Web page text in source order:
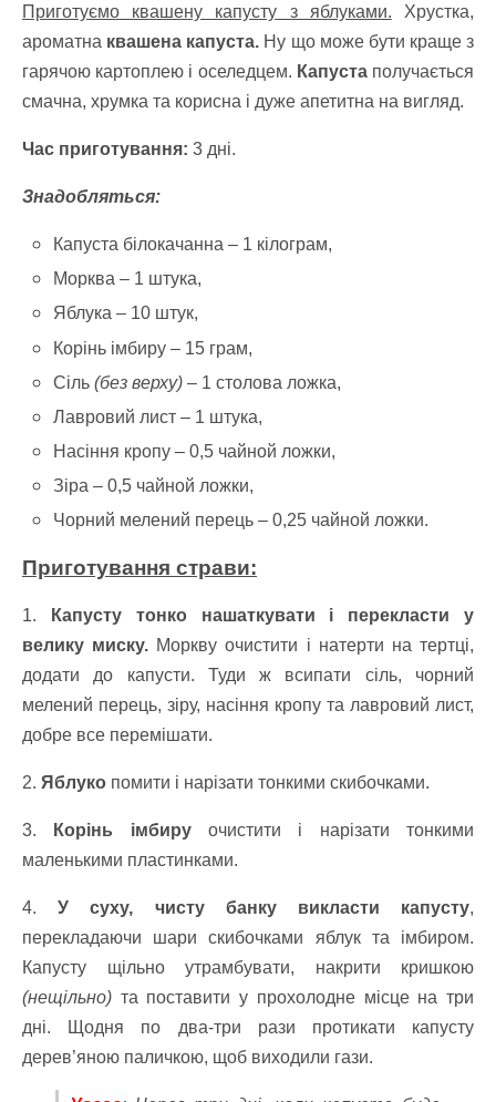
Приготуємо квашену капусту з яблуками. Хрустка,
ароматна квашена капуста. Ну що може бути краще з
гарячою картоплею і оселедцем. Капустаполучається
смачна, хрумка та корисна і дуже апетитна на вигляд.
Час приготування: 3 дні.
Знадобляться:
Капуста білокачанна – 1 кілограм,
Морква – 1 штука,
Яблука – 10 штук,
Корінь імбиру – 15 грам,
Сіль(без верху) – 1 столова ложка,
Лавровий лист – 1 штука,
Насіння кропу – 0,5 чайной ложки,
Зіра – 0,5 чайной ложки,
Чорний мелений перець – 0,25 чайной ложки.
Приготування страви:
1.
Капусту тонко нашаткувати і перекласти у
велику миску. Моркву очистити і натерти на тертці,
додати до капусти. Туди ж всипати сіль, чорний
мелений перець, зіру, насіння кропу та лавровий лист,
добре все перемішати.
2. Яблуко помити і нарізати тонкими скибочками.
3. Корінь імбируочистити і нарізати тонкими
маленькими пластинками.
4.У суху, чисту банку викласти капусту,
перекладаючи шари скибочками яблук та імбиром.
Капусту щільно утрамбувати, накрити кришкою
(нещільно) та поставити у прохолодне місце на три
дні. Щодня по два-три рази протикати капусту
дерев’яною паличкою, щоб виходили гази.